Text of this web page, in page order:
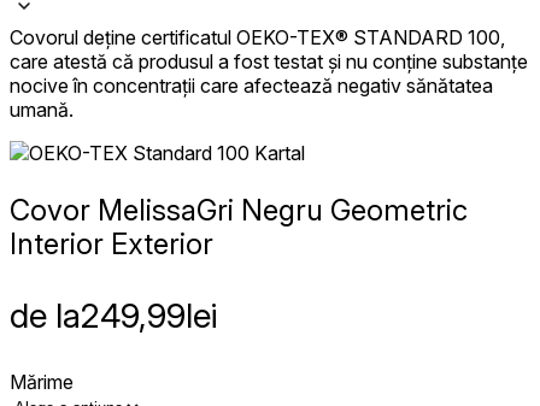
Covorul deține certificatul OEKO-TEX® STANDARD 100,
care atestă că produsul a fost testat și nu conține substanțe
nocive în concentrații care afectează negativ sănătatea
umană.
Covor MelissaGri Negru Geometric
Interior Exterior
de la249,99lei
Mărime